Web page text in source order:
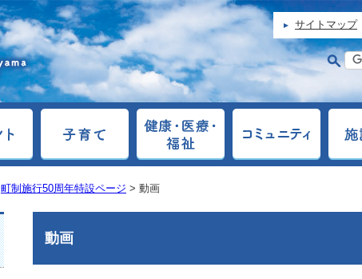
サイトマップ
町制施行50周年特設ページ > 動画
動画